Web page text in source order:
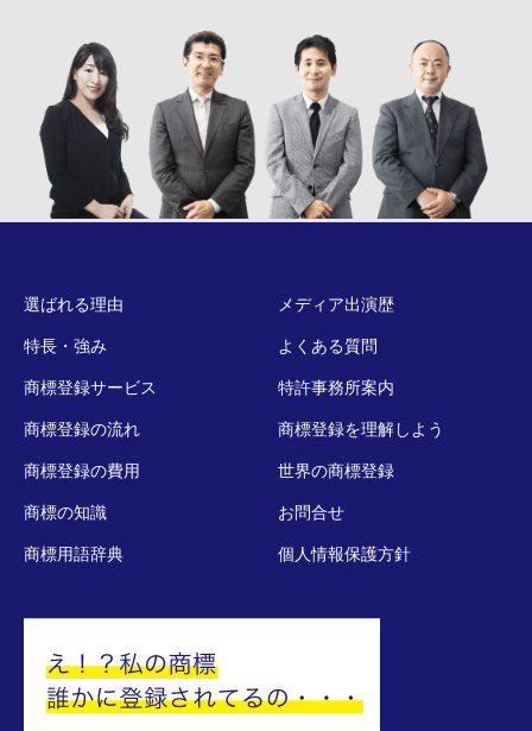
選ばれる理由
特長・強み
商標登録サービス
商標登録の流れ
商標登録の費用
商標の知識
商標用語辞典
メディア出演歴
よくある質問
特許事務所案内
商標登録を理解しよう
世界の商標登録
お問合せ
個人情報保護方針